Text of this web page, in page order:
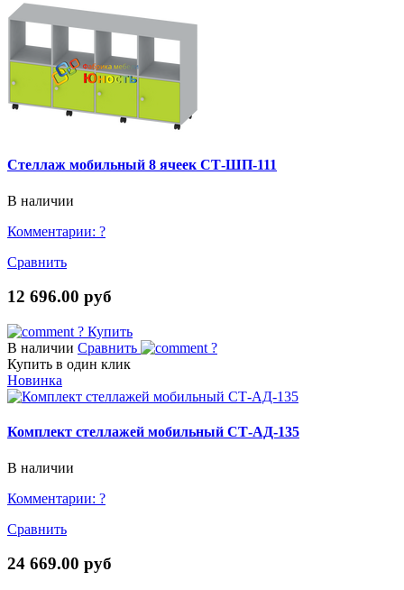
Стеллаж мобильный 8 ячеек СТ-ШП-111
В наличии
Комментарии: ?
Сравнить
12 696.00 руб
? Купить
В наличии Сравнить
?
Купить в один клик
Новинка
Комплект стеллажей мобильный СТ-АД-135
В наличии
Комментарии: ?
Сравнить
24 669.00 руб